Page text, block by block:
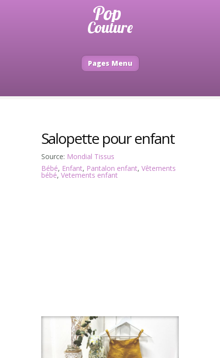
Pages Menu
Salopette pour enfant
Source: Mondial Tissus
Bébé, Enfant, Pantalon enfant, Vêtements
bébé, Vetements enfant